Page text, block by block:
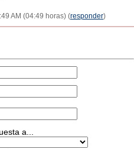
AM (04:49 horas) (responder)
a...